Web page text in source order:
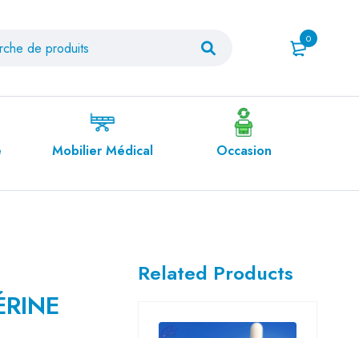
0
Occasion Orthopédie
Related Products